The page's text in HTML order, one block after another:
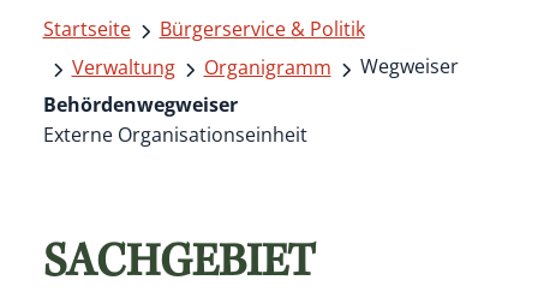
Startseite
Bürgerservice & Politik
Verwaltung
Organigramm
Wegweiser
Behördenwegweiser
Externe Organisationseinheit
SACHGEBIET